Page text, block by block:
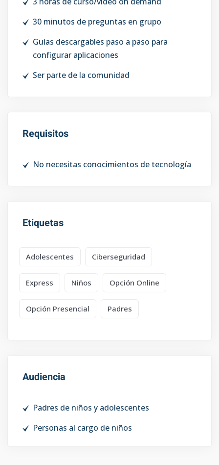
30 minutos de preguntas en grupo
Guías descargables paso a paso para
configurar aplicaciones
Ser parte de la comunidad
Requisitos
No necesitas conocimientos de tecnología
Etiquetas
Adolescentes Ciberseguridad
Express Niños Opción Online
Opción Presencial Padres
Audiencia
Padres de niños y adolescentes
Personas al cargo de niños